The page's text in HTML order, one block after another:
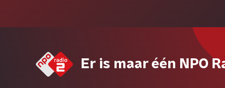
Er is maar één NPO